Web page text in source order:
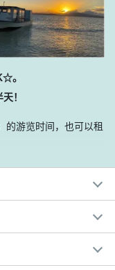
。
！
的游览时间，也可以租
、公司旅行、毕业旅
持私生活隐私的人提